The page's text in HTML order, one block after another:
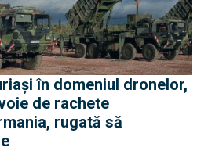
în domeniul dronelor,
de rachete
rugată să